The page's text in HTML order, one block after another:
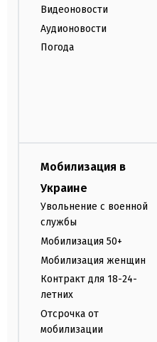
Видеоновости
Аудионовости
Погода
Мобилизация в
Украине
Увольнение с военной
службы
Мобилизация 50+
Мобилизация женщин
Контракт для 18-24-
летних
Отсрочка от
мобилизации